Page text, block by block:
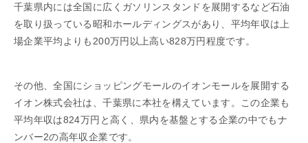
千葉県内には全国に広くガソリンスタンドを展開するなど石油
を取り扱っている昭和ホールディングスがあり、平均年収は上
場企業平均よりも200万円以上高い828万円程度です。
その他、全国にショッピングモールのイオンモールを展開する
イオン株式会社は、千葉県に本社を構えています。この企業も
平均年収は824万円と高く、県内を基盤とする企業の中でもナ
ンバー2の高年収企業です。